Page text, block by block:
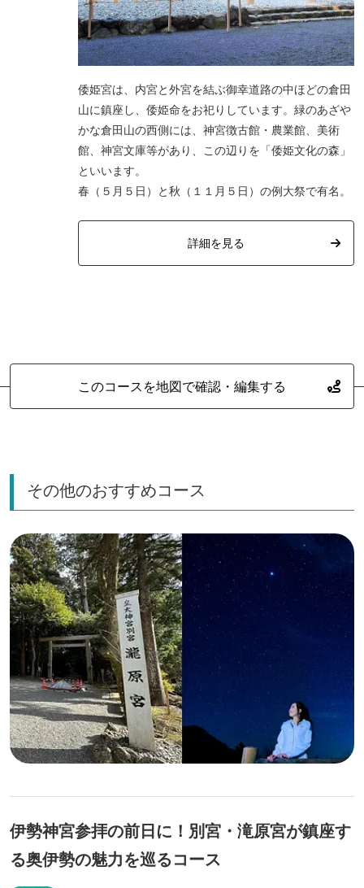
倭姫宮は、内宮と外宮を結ぶ御幸道路の中ほどの倉田
山に鎮座し、倭姫命をお祀りしています。緑のあざや
かな倉田山の西側には、神宮徴古館・農業館、美術
館、神宮文庫等があり、この辺りを「倭姫文化の森」
といいます。
春（５月５日）と秋（１１月５日）の例大祭で有名。
詳細を見る
このコースを地図で確認・編集する
その他のおすすめコース
伊勢神宮参拝の前日に！別宮・滝原宮が鎮座す
る奥伊勢の魅力を巡るコース